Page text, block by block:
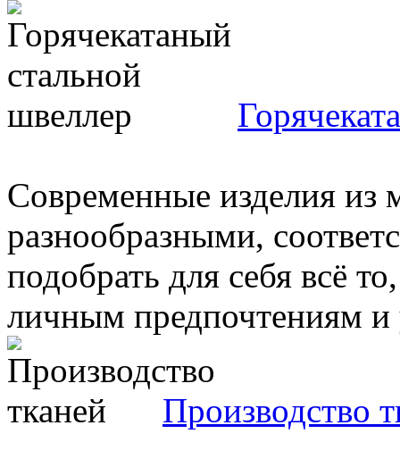
Современные изделия из
разнообразными,
подобрать для себя всё
личным предпочтениям и
Производство